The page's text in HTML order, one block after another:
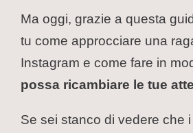
Ma oggi, grazie a questa
tu come approcciare una
Instagram e come fare in
possa ricambiare le tue
Se sei stanco di vedere che